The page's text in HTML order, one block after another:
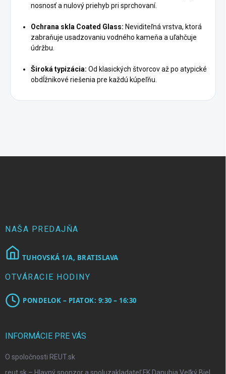
nosnosť a nulový priehyb pri sprchovaní.
Ochrana skla Coated Glass: Neviditeľná vrstva, ktorá
zabraňuje usadzovaniu vodného kameňa a uľahčuje
údržbu.
Široká typizácia: Od klasických štvorcov až po atypické
obdĺžnikové riešenia pre každú kúpeľňu.
NAŠA PREDAJŇA
TUHOVSKÁ 1/A, BRATISLAVA
OTVÁRACIE HODINY
PONDELOK – PIATOK: 9:30 – 16:30
INFORMÁCIE PRE VÁS
O spoločnosti REUT.sk